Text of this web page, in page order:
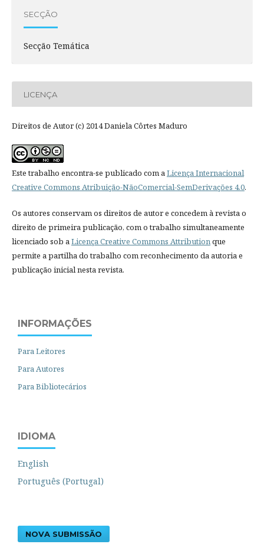
SECÇÃO
Secção Temática
LICENÇA
Direitos de Autor (c) 2014 Daniela Côrtes Maduro
Este trabalho encontra-se publicado com aLicença Internacional
Creative Commons Atribuição-NãoComercial-SemDerivações 4.0.
Os autores conservam os direitos de autor e concedem à revista o
direito de primeira publicação, com o trabalho simultaneamente
licenciado sob aLicença Creative Commons Attributionque
permite a partilha do trabalho com reconhecimento da autoria e
publicação inicial nesta revista.
INFORMAÇÕES
Para Leitores
Para Autores
Para Bibliotecários
IDIOMA
English
Português (Portugal)
NOVA SUBMISSÃO